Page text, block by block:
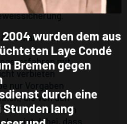
des
sie
mit
verbieten
nur Vorgaben
die von den
einzuhalten
dabei, dass
2004 wurden dem aus
Laye Condé
Bremen gegen
durch eine
Stunden lang